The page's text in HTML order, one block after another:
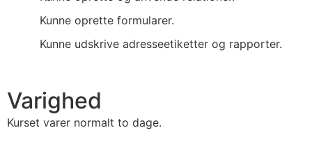
Kunne oprette formularer.
Kunne udskrive adresseetiketter og rapporter.
Varighed
Kurset varer normalt to dage.